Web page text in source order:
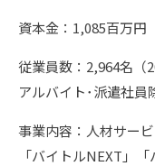
資本金：1,085百万円
従業員数：2,964名（
アルバイト･派遣社員
事業内容：人材サー
「バイトルNEXT」